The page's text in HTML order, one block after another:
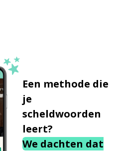
Een methode die
je
scheldwoorden
leert?
We dachten dat